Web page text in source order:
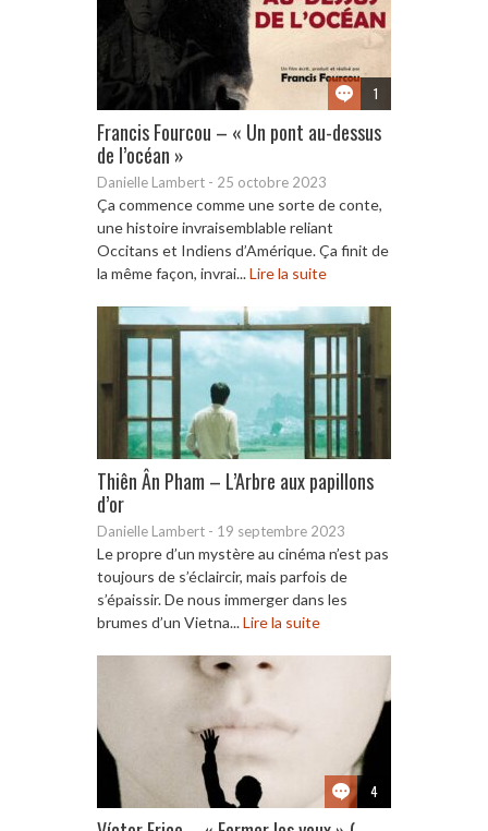
1
Francis Fourcou – « Un pont au-dessus
de l’océan »
Danielle Lambert - 25 octobre 2023
Ça commence comme une sorte de conte,
une histoire invraisemblable reliant
Occitans et Indiens d’Amérique. Ça finit de
la même façon, invrai...Lire la suite
Thiên Ân Pham – L’Arbre aux papillons
d’or
Danielle Lambert - 19 septembre 2023
Le propre d’un mystère au cinéma n’est pas
toujours de s’éclaircir, mais parfois de
s’épaissir. De nous immerger dans les
brumes d’un Vietna...Lire la suite
4